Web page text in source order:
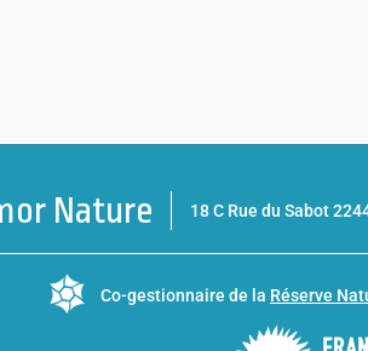
Nature 18 C Rue du Sabot
Co-gestionnaire de la Réserve